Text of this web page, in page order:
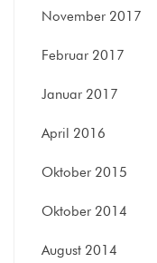
November 2017
Februar 2017
Januar 2017
April 2016
Oktober 2015
Oktober 2014
August 2014